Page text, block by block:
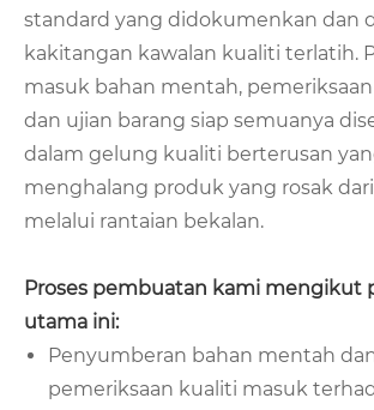
standard yang didokumenkan dan
kakitangan kawalan kualiti terlatih.
masuk bahan mentah,
dan ujian barang siap semuanya
dalam gelung kualiti berterusan
menghalang produk yang rosak
melalui rantaian bekalan.
Proses pembuatan kami mengikut
utama ini:
Penyumberan bahan mentah
pemeriksaan kualiti masuk